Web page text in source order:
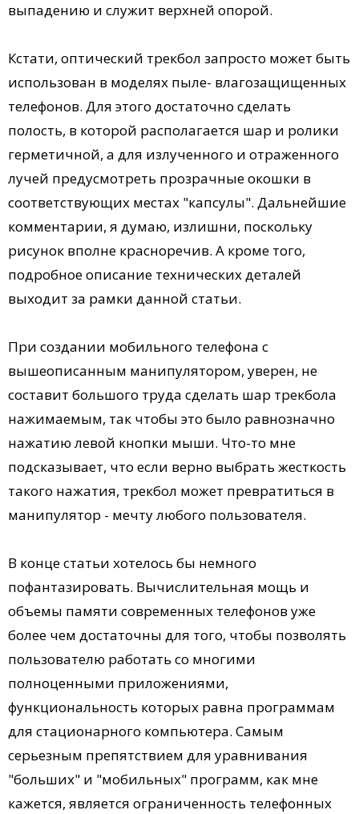
выпадению и служит верхней опорой.
Кстати, оптический трекбол запросто может быть
использован в моделях пыле- влагозащищенных
телефонов. Для этого достаточно сделать
полость, в которой располагается шар и ролики
герметичной, а для излученного и отраженного
лучей предусмотреть прозрачные окошки в
соответствующих местах "капсулы". Дальнейшие
комментарии, я думаю, излишни, поскольку
рисунок вполне красноречив. А кроме того,
подробное описание технических деталей
выходит за рамки данной статьи.
При создании мобильного телефона с
вышеописанным манипулятором, уверен, не
составит большого труда сделать шар трекбола
нажимаемым, так чтобы это было равнозначно
нажатию левой кнопки мыши. Что-то мне
подсказывает, что если верно выбрать жесткость
такого нажатия, трекбол может превратиться в
манипулятор - мечту любого пользователя.
В конце статьи хотелось бы немного
пофантазировать. Вычислительная мощь и
объемы памяти современных телефонов уже
более чем достаточны для того, чтобы позволять
пользователю работать со многими
полноценными приложениями,
функциональность которых равна программам
для стационарного компьютера. Самым
серьезным препятствием для уравнивания
"больших" и "мобильных" программ, как мне
кажется, является ограниченность телефонных